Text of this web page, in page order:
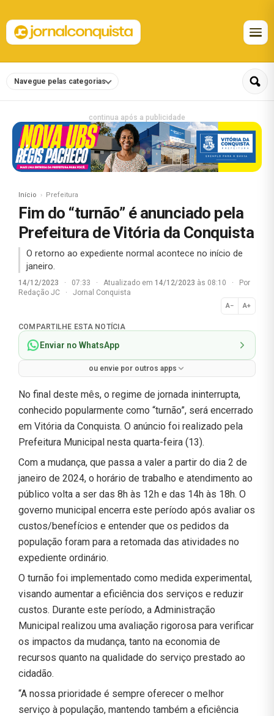
Navegue pelas categorias
continua após a publicidade
Início Prefeitura
Fim do “turnão” é anunciado pela
Prefeitura de Vitória da Conquista
O retorno ao expediente normal acontece no início de
janeiro.
14/12/2023 · 07:33 · Atualizado em 14/12/2023 às 08:10 ·
Por
Redação JC
· Jornal Conquista
A− A+
Normal
COMPARTILHE ESTA NOTÍCIA
Enviar no WhatsApp
ou envie por outros apps
No final deste mês, o regime de jornada ininterrupta,
conhecido popularmente como “turnão”, será encerrado
em Vitória da Conquista. O anúncio foi realizado pela
Prefeitura Municipal nesta quarta-feira (13).
Com a mudança, que passa a valer a partir do dia 2 de
janeiro de 2024, o horário de trabalho e atendimento ao
público volta a ser das 8h às 12h e das 14h às 18h. O
governo municipal encerra este período após avaliar os
custos/benefícios e entender que os pedidos da
população foram para a retomada das atividades no
expediente ordinário.
O turnão foi implementado como medida experimental,
visando aumentar a eficiência dos serviços e reduzir
custos. Durante este período, a Administração
Municipal realizou uma avaliação rigorosa para verificar
os impactos da mudança, tanto na economia de
recursos quanto na qualidade do serviço prestado ao
cidadão.
“A nossa prioridade é sempre oferecer o melhor
serviço à população, mantendo também a eficiência